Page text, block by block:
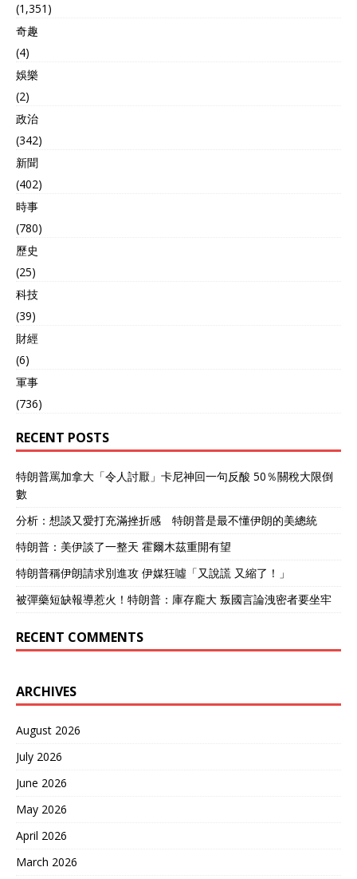
(1,351)
奇趣
(4)
娛樂
(2)
政治
(342)
新聞
(402)
時事
(780)
歷史
(25)
科技
(39)
財經
(6)
軍事
(736)
RECENT POSTS
特朗普罵加拿大「令人討厭」卡尼神回一句反酸 50％關稅大限倒
數
分析：想談又愛打充滿挫折感 特朗普是最不懂伊朗的美總統
特朗普：美伊談了一整天 霍爾木茲重開有望
特朗普稱伊朗請求別進攻 伊媒狂噓「又說謊 又縮了！」
被彈藥短缺報導惹火！特朗普：庫存龐大 叛國言論洩密者要坐牢
RECENT COMMENTS
ARCHIVES
August 2026
July 2026
June 2026
May 2026
April 2026
March 2026